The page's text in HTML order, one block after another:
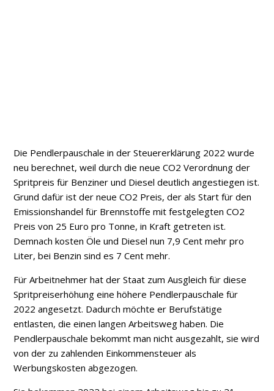
Die Pendlerpauschale in der Steuererklärung 2022 wurde
neu berechnet, weil durch die neue CO2 Verordnung der
Spritpreis für Benziner und Diesel deutlich angestiegen ist.
Grund dafür ist der neue CO2 Preis, der als Start für den
Emissionshandel für Brennstoffe mit festgelegten CO2
Preis von 25 Euro pro Tonne, in Kraft getreten ist.
Demnach kosten Öle und Diesel nun 7,9 Cent mehr pro
Liter, bei Benzin sind es 7 Cent mehr.
Für Arbeitnehmer hat der Staat zum Ausgleich für diese
Spritpreiserhöhung eine höhere Pendlerpauschale für
2022 angesetzt. Dadurch möchte er Berufstätige
entlasten, die einen langen Arbeitsweg haben. Die
Pendlerpauschale bekommt man nicht ausgezahlt, sie wird
von der zu zahlenden Einkommensteuer als
Werbungskosten abgezogen.